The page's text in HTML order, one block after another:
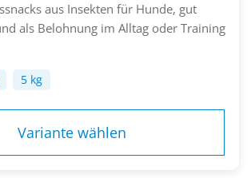
aus Insekten für Hunde, gut
als Belohnung im Alltag oder Training
5 kg
Variante wählen